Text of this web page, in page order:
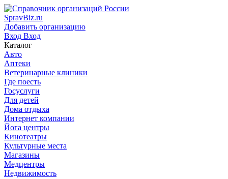
SpravBiz.ru
Добавить организацию
Вход Вход
Каталог
Авто
Аптеки
Ветеринарные клиники
Где поесть
Госуслуги
Для детей
Дома отдыха
Интернет компании
Йога центры
Кинотеатры
Культурные места
Магазины
Медцентры
Недвижимость